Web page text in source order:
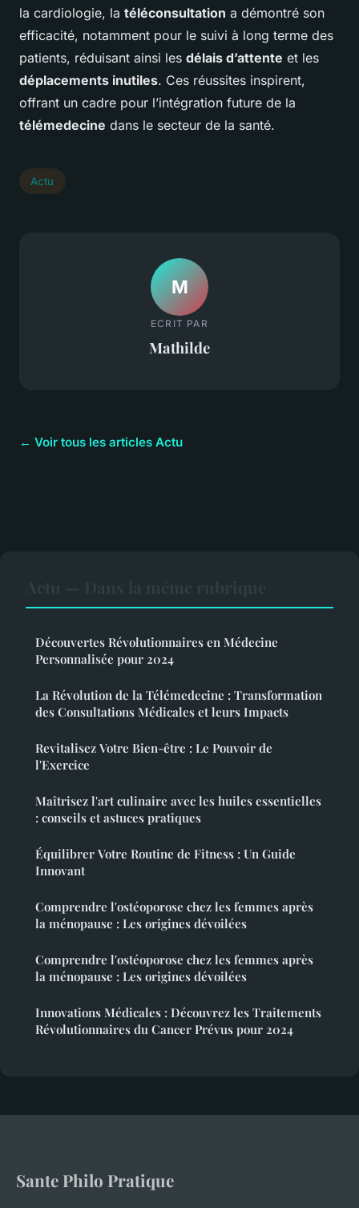
la cardiologie, la téléconsultation a démontré son
efficacité, notamment pour le suivi à long terme des
patients, réduisant ainsi les délais d’attente et les
déplacements inutiles. Ces réussites inspirent,
offrant un cadre pour l’intégration future de la
télémedecine dans le secteur de la santé.
Actu
M
ECRIT PAR
Mathilde
← Voir tous les articles Actu
Découvertes Révolutionnaires en Médecine
Personnalisée pour 2024
La Révolution de la Télémedecine : Transformation
des Consultations Médicales et leurs Impacts
Revitalisez Votre Bien-être : Le Pouvoir de
l'Exercice
Maîtrisez l'art culinaire avec les huiles essentielles
: conseils et astuces pratiques
Équilibrer Votre Routine de Fitness : Un Guide
Innovant
Comprendre l'ostéoporose chez les femmes après
la ménopause : Les origines dévoilées
Comprendre l'ostéoporose chez les femmes après
la ménopause : Les origines dévoilées
Innovations Médicales : Découvrez les Traitements
Révolutionnaires du Cancer Prévus pour 2024
Sante Philo Pratique